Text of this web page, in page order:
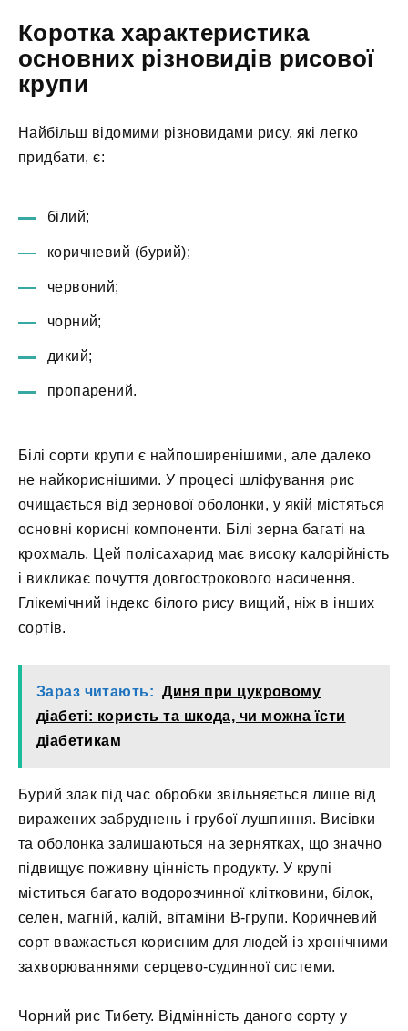
Коротка характеристика
основних різновидів рисової
крупи
Найбільш відомими різновидами рису, які легко
придбати, є:
білий;
коричневий (бурий);
червоний;
чорний;
дикий;
пропарений.
Білі сорти крупи є найпоширенішими, але далеко
не найкориснішими. У процесі шліфування рис
очищається від зернової оболонки, у якій містяться
основні корисні компоненти. Білі зерна багаті на
крохмаль. Цей полісахарид має високу калорійність
і викликає почуття довгострокового насичення.
Глікемічний індекс білого рису вищий, ніж в інших
сортів.
Зараз читають: Диня при цукровому
діабеті: користь та шкода, чи можна їсти
діабетикам
Бурий злак під час обробки звільняється лише від
виражених забруднень і грубої лушпиння. Висівки
та оболонка залишаються на зернятках, що значно
підвищує поживну цінність продукту. У крупі
міститься багато водорозчинної клітковини, білок,
селен, магній, калій, вітаміни В-групи. Коричневий
сорт вважається корисним для людей із хронічними
захворюваннями серцево-судинної системи.
Чорний рис Тибету. Відмінність даного сорту у